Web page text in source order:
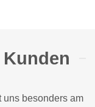
uns besonders am